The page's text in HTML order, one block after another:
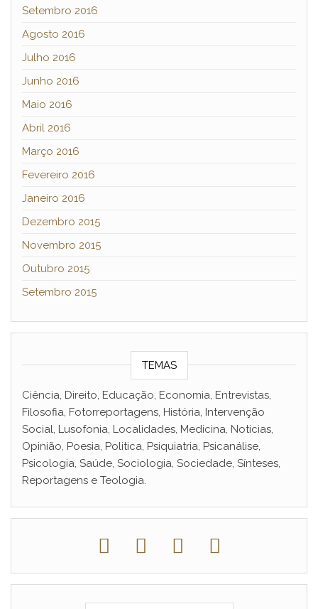
Setembro 2016
Agosto 2016
Julho 2016
Junho 2016
Maio 2016
Abril 2016
Março 2016
Fevereiro 2016
Janeiro 2016
Dezembro 2015
Novembro 2015
Outubro 2015
Setembro 2015
TEMAS
Ciência, Direito, Educação, Economia, Entrevistas,
Filosofia, Fotorreportagens, História, Intervenção
Social, Lusofonia, Localidades, Medicina, Noticias,
Opinião, Poesia, Politica, Psiquiatria, Psicanálise,
Psicologia, Saúde, Sociologia, Sociedade, Sínteses,
Reportagens e Teologia.